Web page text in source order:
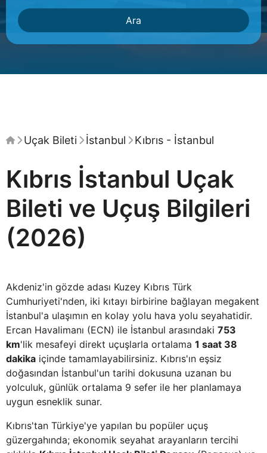
Ara
Uçak Bileti İstanbul Kıbrıs - İstanbul
Kıbrıs İstanbul Uçak
Bileti ve Uçuş Bilgileri
(2026)
Akdeniz'in gözde adası Kuzey Kıbrıs Türk
Cumhuriyeti'nden, iki kıtayı birbirine bağlayan megakent
İstanbul'a ulaşımın en kolay yolu hava yolu seyahatidir.
Ercan Havalimanı (ECN) ile İstanbul arasındaki 753
km'lik mesafeyi direkt uçuşlarla ortalama 1 saat 38
dakika içinde tamamlayabilirsiniz. Kıbrıs'ın eşsiz
doğasından İstanbul'un tarihi dokusuna uzanan bu
yolculuk, günlük ortalama 9 sefer ile her planlamaya
uygun esneklik sunar.
Kıbrıs'tan Türkiye'ye yapılan bu popüler uçuş
güzergahında; ekonomik seyahat arayanların tercihi